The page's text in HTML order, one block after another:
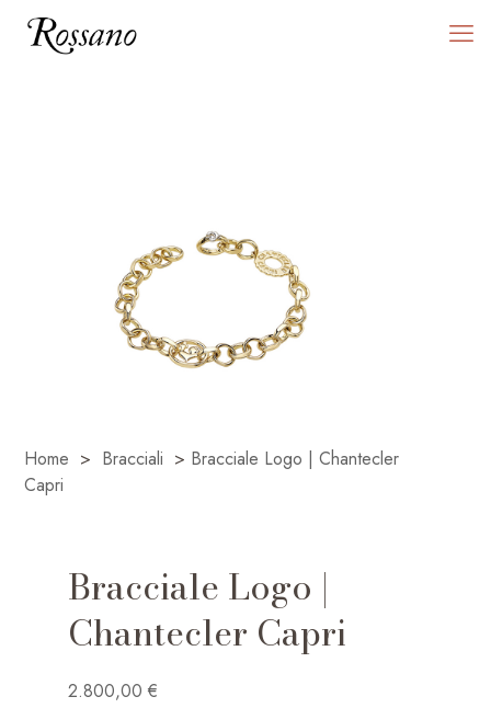
Home > Bracciali > Bracciale Logo | Chantecler
Capri
Bracciale Logo |
Chantecler Capri
2.800,00€